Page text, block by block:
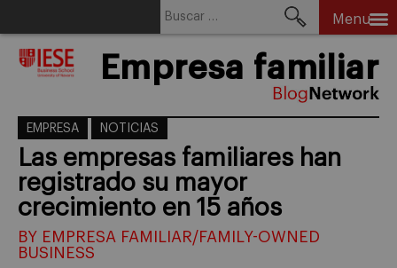
Menu
Empresa familiar
EMPRESA NOTICIAS
Las empresas familiares han
registrado su mayor
crecimiento en 15 años
BY EMPRESA FAMILIAR/FAMILY-OWNED
BUSINESS